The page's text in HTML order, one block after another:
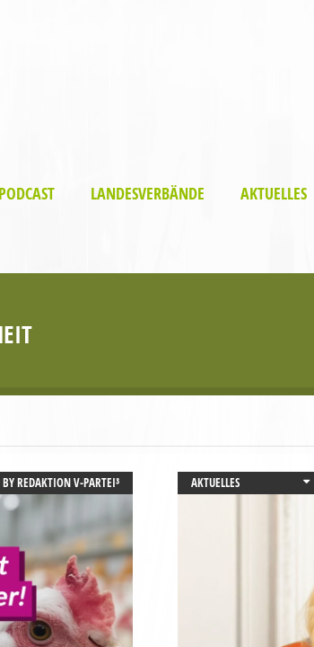
PODCAST LANDESVERBÄNDE AKTUELLES
BYREDAKTION V-PARTEI³
AKTUELLES